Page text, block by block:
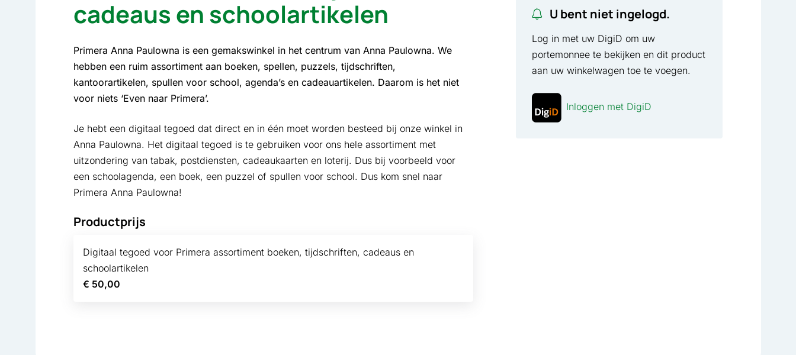
cadeaus en schoolartikelen
Primera Anna Paulowna is een gemakswinkel in het centrum van Anna Paulowna. We
hebben een ruim assortiment aan boeken, spellen, puzzels, tijdschriften,
kantoorartikelen, spullen voor school, agenda’s en cadeauartikelen. Daarom is het niet
voor niets ‘Even naar Primera’.
Je hebt een digitaal tegoed dat direct en in één moet worden besteed bij onze winkel in
Anna Paulowna. Het digitaal tegoed is te gebruiken voor ons hele assortiment met
uitzondering van tabak, postdiensten, cadeaukaarten en loterij. Dus bij voorbeeld voor
een schoolagenda, een boek, een puzzel of spullen voor school. Dus kom snel naar
Primera Anna Paulowna!
Productprijs
Digitaal tegoed voor Primera assortiment boeken, tijdschriften, cadeaus en
schoolartikelen
€ 50,00
U bent niet ingelogd.
Log in met uw DigiD om uw
portemonnee te bekijken en dit product
aan uw winkelwagen toe te voegen.
Inloggen met DigiD